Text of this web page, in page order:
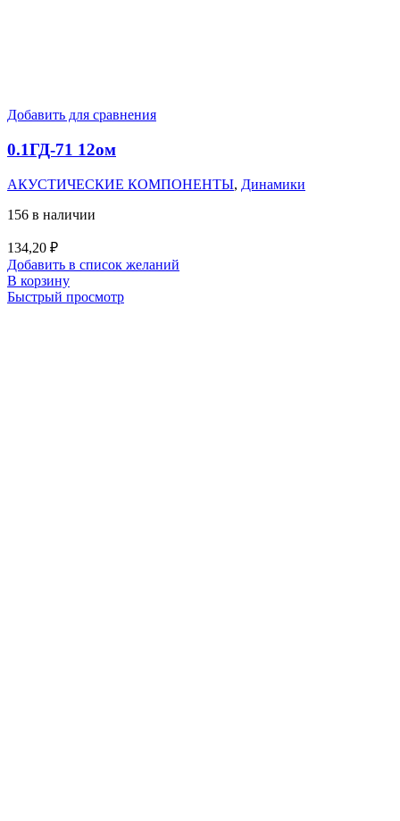
Добавить для сравнения
0.1ГД-71 12ом
АКУСТИЧЕСКИЕ КОМПОНЕНТЫ, Динамики
156 в наличии
134,20 ₽
Добавить в список желаний
В корзину
Быстрый просмотр